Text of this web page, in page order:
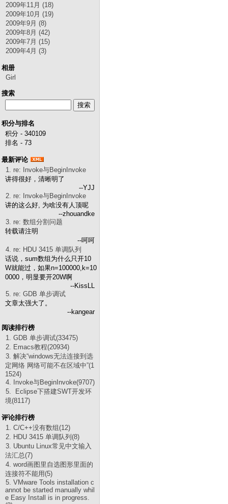
2009年11月 (18)
2009年10月 (19)
2009年9月 (8)
2009年8月 (42)
2009年7月 (15)
2009年4月 (3)
相册
Girl
搜索
积分与排名
积分 - 340109
排名 - 73
最新评论
1. re: Invoke与BeginInvoke
讲得很好，清晰明了
--YJJ
2. re: Invoke与BeginInvoke
讲的这么好, 为啥没有人顶呢
--zhouandke
3. re: 数组分割问题
转载请注明
--呵呵
4. re: HDU 3415 单调队列
话说，sum数组为什么只开10
W就能过，如果n=100000,k=10
0000，明显要开20W啊
--KissLL
5. re: GDB 单步调试
文章太强大了。
--kangear
阅读排行榜
1. GDB 单步调试(33475)
2. Emacs教程(20934)
3. 解决“windows无法连接到选
定网络 网络可能不在区域中”(1
1524)
4. Invoke与BeginInvoke(9707)
5. Eclipse下搭建SWT开发环
境(8117)
评论排行榜
1. C/C++没有数组(12)
2. HDU 3415 单调队列(8)
3. Ubuntu Linux常见中文输入
法汇总(7)
4. word画图里自选图形里面的
连接符不能用(5)
5. VMware Tools installation c
annot be started manually whil
e Easy Install is in progress.